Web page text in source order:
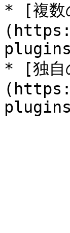
* [複数
* [独自